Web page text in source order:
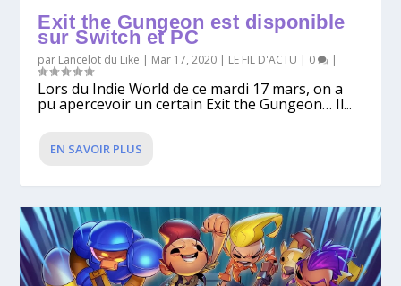
Exit the Gungeon est disponible
sur Switch et PC
par Lancelot du Like | Mar 17, 2020 | LE FIL D'ACTU | 0 |
Lors du Indie World de ce mardi 17 mars, on a
pu apercevoir un certain Exit the Gungeon… Il...
EN SAVOIR PLUS